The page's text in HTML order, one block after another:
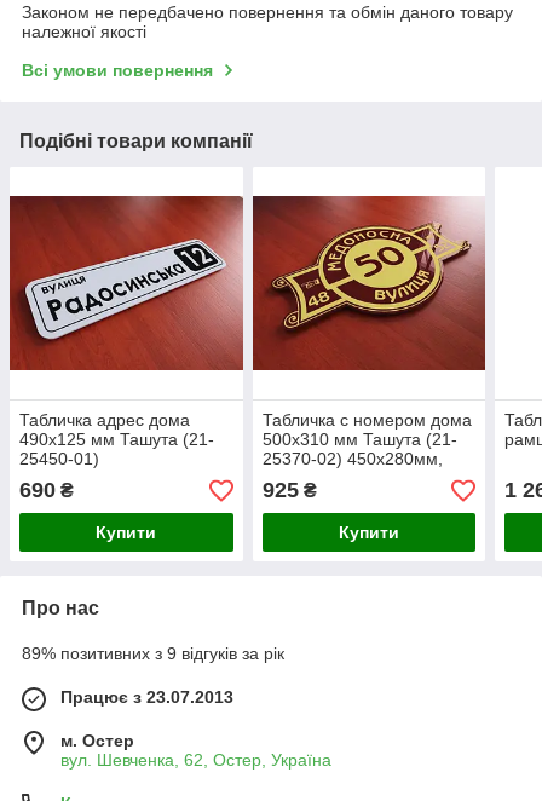
Законом не передбачено повернення та обмін даного товару
належної якості
Всі умови повернення
Подібні товари компанії
Табличка адрес дома
490х125 мм Ташута (21-
25450-01)
690 ₴
Купити
Табличка с номером дома
500х310 мм Ташута (21-
25370-02) 450х280мм,
Акрил Білий (00000)
925₴
Купити
1
Про нас
89% позитивних з 9 відгуків за рік
Працює з 23.07.2013
м. Остер
вул. Шевченка, 62, Остер, Україна